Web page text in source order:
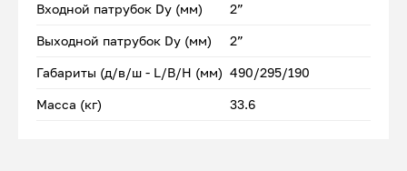
Входной патрубок Dу (мм) 2”
Выходной патрубок Dу (мм) 2”
Габариты (д/в/ш - L/B/H (мм) 490/295/190
Масса (кг) 33.6